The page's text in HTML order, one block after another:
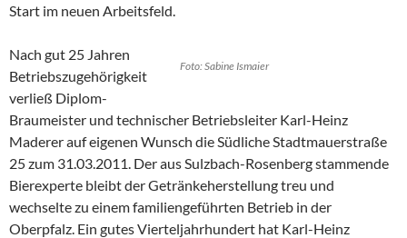
Start im neuen Arbeitsfeld.
Foto: Sabine Ismaier
Nach gut 25 Jahren
Betriebszugehörigkeit
verließ Diplom-
Braumeister und technischer Betriebsleiter Karl-Heinz
Maderer auf eigenen Wunsch die Südliche Stadtmauerstraße
25 zum 31.03.2011. Der aus Sulzbach-Rosenberg stammende
Bierexperte bleibt der Getränkeherstellung treu und
wechselte zu einem familiengeführten Betrieb in der
Oberpfalz. Ein gutes Vierteljahrhundert hat Karl-Heinz